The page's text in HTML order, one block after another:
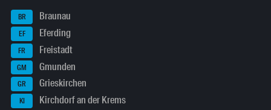
BR Braunau
EF Eferding
FR Freistadt
GM Gmunden
GR Grieskirchen
KI Kirchdorf an der Krems